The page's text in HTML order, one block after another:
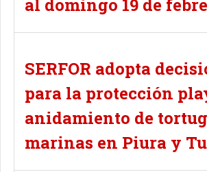
al domingo 19 de
SERFOR adopta
para la protección
anidamiento de
marinas en Piura y